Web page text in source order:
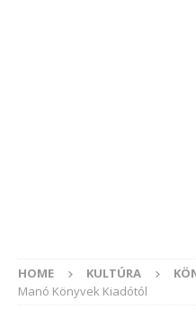
HOME KULTÚRA
Manó Könyvek Kiadótól